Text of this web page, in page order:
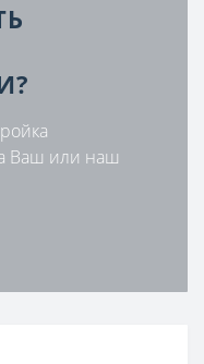
Ваш или наш